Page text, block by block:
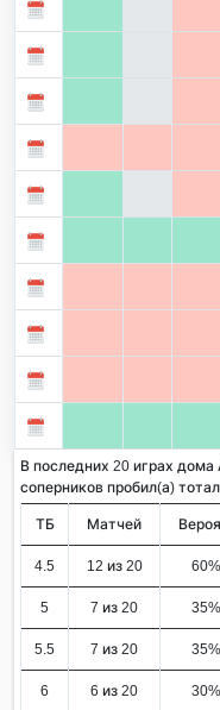
В последних 20 играх
соперников пробил(а)
ТБ Матчей
4.5 12 из 20 60%
5 7 из 20 35%
5.5 7 из 20 35%
6 6 из 20 30%